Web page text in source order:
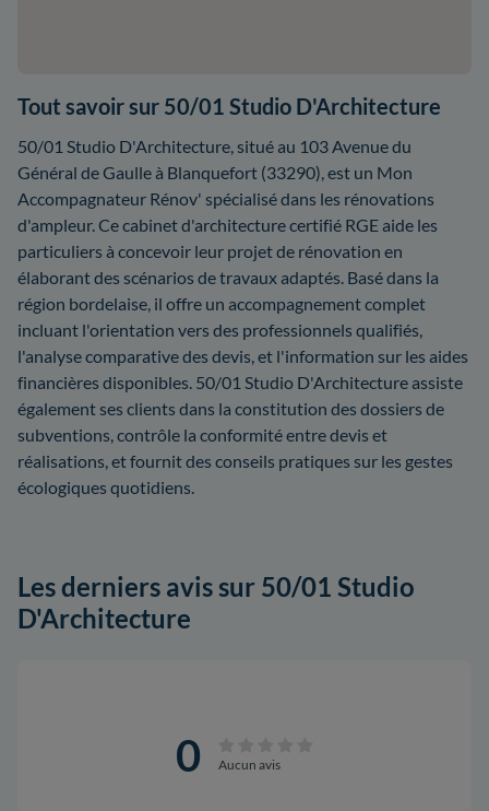
Tout savoir sur 50/01 Studio D'Architecture
50/01 Studio D'Architecture, situé au 103 Avenue du
Général de Gaulle à Blanquefort (33290), est un Mon
Accompagnateur Rénov' spécialisé dans les rénovations
d'ampleur. Ce cabinet d'architecture certifié RGE aide les
particuliers à concevoir leur projet de rénovation en
élaborant des scénarios de travaux adaptés. Basé dans la
région bordelaise, il offre un accompagnement complet
incluant l'orientation vers des professionnels qualifiés,
l'analyse comparative des devis, et l'information sur les aides
financières disponibles. 50/01 Studio D'Architecture assiste
également ses clients dans la constitution des dossiers de
subventions, contrôle la conformité entre devis et
réalisations, et fournit des conseils pratiques sur les gestes
écologiques quotidiens.
Les derniers avis sur 50/01 Studio
D'Architecture
0 Aucun avis